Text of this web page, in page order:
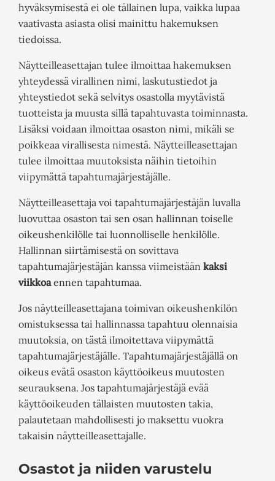
hyväksymisestä ei ole tällainen lupa, vaikka lupaa
vaativasta asiasta olisi mainittu hakemuksen
tiedoissa.
Näytteilleasettajan tulee ilmoittaa hakemuksen
yhteydessä virallinen nimi, laskutustiedot ja
yhteystiedot sekä selvitys osastolla myytävistä
tuotteista ja muusta sillä tapahtuvasta toiminnasta.
Lisäksi voidaan ilmoittaa osaston nimi, mikäli se
poikkeaa virallisesta nimestä. Näytteilleasettajan
tulee ilmoittaa muutoksista näihin tietoihin
viipymättä tapahtumajärjestäjälle.
Näytteilleasettaja voi tapahtumajärjestäjän luvalla
luovuttaa osaston tai sen osan hallinnan toiselle
oikeushenkilölle tai luonnolliselle henkilölle.
Hallinnan siirtämisestä on sovittava
tapahtumajärjestäjän kanssa viimeistään kaksi
viikkoaennen tapahtumaa.
Jos näytteilleasettajana toimivan oikeushenkilön
omistuksessa tai hallinnassa tapahtuu olennaisia
muutoksia, on tästä ilmoitettava viipymättä
tapahtumajärjestäjälle. Tapahtumajärjestäjällä on
oikeus evätä osaston käyttöoikeus muutosten
seurauksena. Jos tapahtumajärjestäjä evää
käyttöoikeuden tällaisten muutosten takia,
palautetaan mahdollisesti jo maksettu vuokra
takaisin näytteilleasettajalle.
Osastot ja niiden varustelu